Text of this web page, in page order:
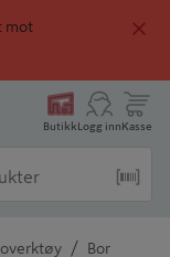
mot
ButikkLogg innKasse
/ Bor